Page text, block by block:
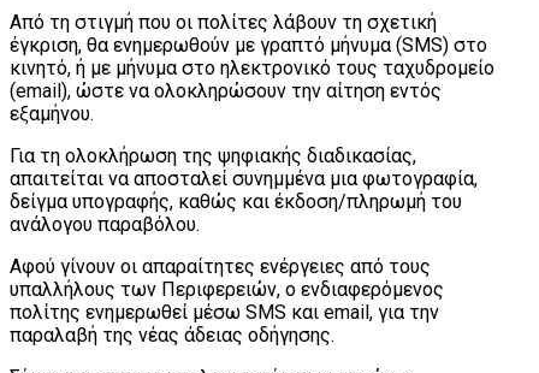
Από τη στιγμή που οι πολίτες λάβουν τη σχετική
έγκριση, θα ενημερωθούν με γραπτό μήνυμα (SMS) στο
κινητό, ή με μήνυμα στο ηλεκτρονικό τους ταχυδρομείο
(email), ώστε να ολοκληρώσουν την αίτηση εντός
εξαμήνου.
Για τη ολοκλήρωση της ψηφιακής διαδικασίας,
απαιτείται να αποσταλεί συνημμένα μια φωτογραφία,
δείγμα υπογραφής, καθώς και έκδοση/πληρωμή του
ανάλογου παραβόλου.
Αφού γίνουν οι απαραίτητες ενέργειες από τους
υπαλλήλους των Περιφερειών, ο ενδιαφερόμενος
πολίτης ενημερωθεί μέσω SMS και email, για την
παραλαβή της νέας άδειας οδήγησης.